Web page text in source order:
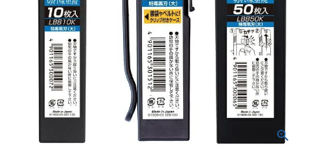
LBB 特選黒刃(大) 替
(税込)